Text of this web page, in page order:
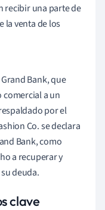
recibir una parte de
la venta de los
Bank, que
a un
por el
Co. se declara
Bank, como
a recuperar y
deuda.
clave